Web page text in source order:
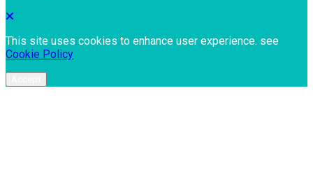
This site uses cookies to enhance user experience. see
Cookie Policy